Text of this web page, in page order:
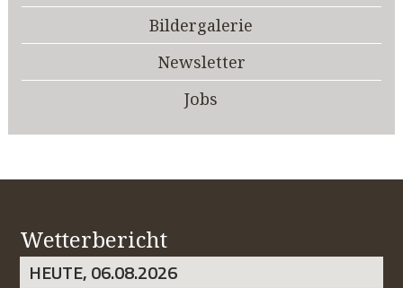
Bildergalerie
Newsletter
Jobs
Wetterbericht
HEUTE, 06.08.2026